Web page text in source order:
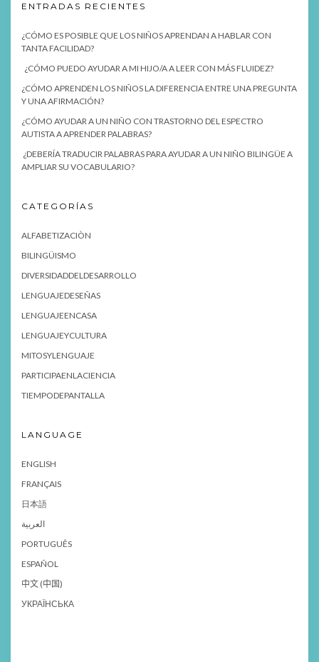
ENTRADAS RECIENTES
¿CÓMO ES POSIBLE QUE LOS NIÑOS APRENDAN A HABLAR CON
TANTA FACILIDAD?
¿CÓMO PUEDO AYUDAR A MI HIJO/A A LEER CON MÁS FLUIDEZ?
¿CÓMO APRENDEN LOS NIÑOS LA DIFERENCIA ENTRE UNA PREGUNTA
Y UNA AFIRMACIÓN?
¿CÓMO AYUDAR A UN NIÑO CON TRASTORNO DEL ESPECTRO
AUTISTA A APRENDER PALABRAS?
¿DEBERÍA TRADUCIR PALABRAS PARA AYUDAR A UN NIÑO BILINGÜE A
AMPLIAR SU VOCABULARIO?
CATEGORÍAS
ALFABETIZACIÒN
BILINGÜISMO
DIVERSIDADDELDESARROLLO
LENGUAJEDESEÑAS
LENGUAJEENCASA
LENGUAJEYCULTURA
MITOSYLENGUAJE
PARTICIPAENLACIENCIA
TIEMPODEPANTALLA
LANGUAGE
ENGLISH
FRANÇAIS
日本語
العربية
PORTUGUÊS
ESPAÑOL
中文 (中国)
УКРАЇНСЬКА